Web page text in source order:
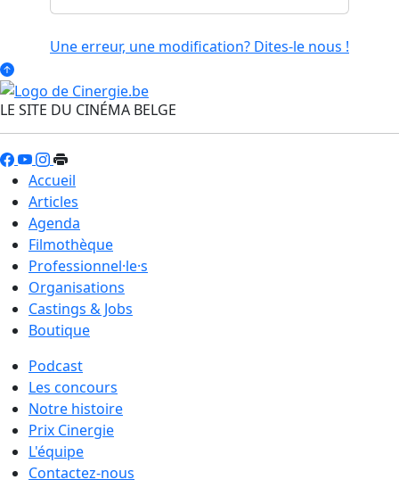
Une erreur, une modification? Dites-le nous !
LE SITE DU CINÉMA BELGE
Accueil
Articles
Agenda
Filmothèque
Professionnel·le·s
Organisations
Castings & Jobs
Boutique
Podcast
Les concours
Notre histoire
Prix Cinergie
L'équipe
Contactez-nous